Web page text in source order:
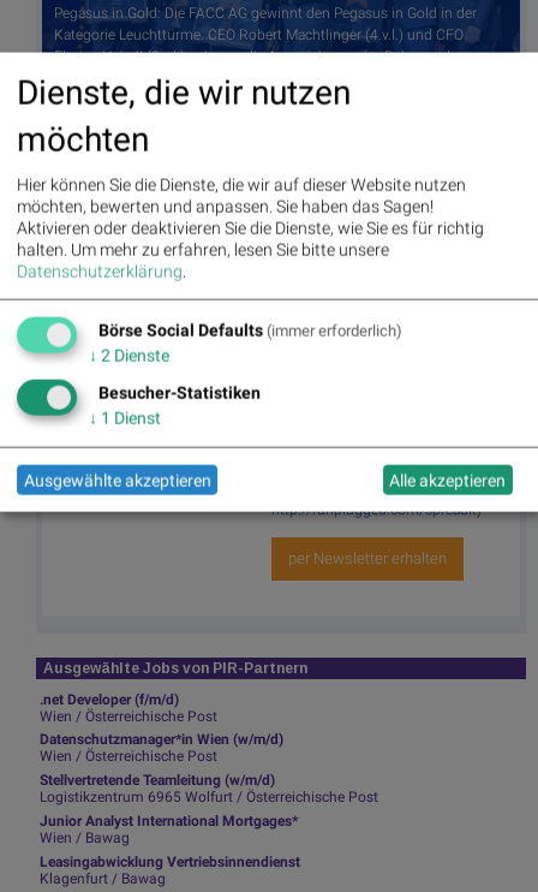
Pegasus in Gold: Die FACC AG gewinnt den Pegasus in Gold in der
Kategorie Leuchttürme. CEO Robert Machtlinger (4.v.l.) und CFO
Florian Heindl (3.v.l.) nahmen die Auszeichnung im Rahmen der
Awardverleihung im Bruckner Haus in Linz entgegen. Die FACC
gewann vor Sprecher Automation und Keba. © Cityfoto - Dr. Roland
Autor
Christine
Petzwinkler
Börse Social Network/Magazine
Useletter
Die Useletter "Morning Xpresso" und
"Evening Xtrakt" heben sich deutlich
von den gängigen Newslettern ab.
anmelden. Wichtige Börse-Infos
Audio Files für die Runplugged App
(kostenfrei downloaden über
http://runplugged.com/spreadit)
per Newsletter erhalten
Ausgewählte Jobs von PIR-Partnern
.net Developer (f/m/d)
Wien / Österreichische Post
Datenschutzmanager*in Wien (w/m/d)
Wien / Österreichische Post
Stellvertretende Teamleitung (w/m/d)
Logistikzentrum 6965 Wolfurt / Österreichische Post
Junior Analyst International Mortgages*
Wien / Bawag
Leasingabwicklung Vertriebsinnendienst
Klagenfurt / Bawag
Dienste, die wir nutzen
möchten
Hier können Sie die Dienste, die wir auf dieser Website nutzen
möchten, bewerten und anpassen. Sie haben das Sagen!
Aktivieren oder deaktivieren Sie die Dienste, wie Sie es für richtig
halten. Um mehr zu erfahren, lesen Sie bitte unsere
Datenschutzerklärung.
Börse Social Defaults (immer erforderlich)
↓ 2 Dienste
Besucher-Statistiken
↓ 1 Dienst
Ausgewählte akzeptieren Alle akzeptieren